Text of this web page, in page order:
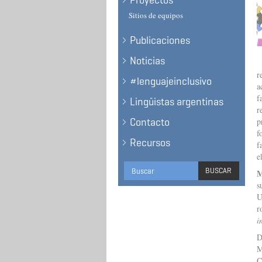
Sitios de equipos
Publicaciones
Noticias
#lenguajeinclusivo
Lingüistas argentinas
Contacto
Recursos
Formulario
de
BUSCAR
BUSCAR